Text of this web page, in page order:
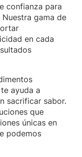
confianza para
gama de
en cada
ayuda a
sacrificar sabor.
que
únicas en
podemos